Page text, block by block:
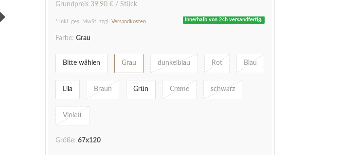
Grundpreis 39,90 € / Stück
* inkl. ges. MwSt. zzgl. Versandkosten Innerhalb von 24h versandfertig.
Farbe: Grau
Bitte wählen Grau dunkelblau Rot Blau
Lila Braun Grün Creme schwarz
Violett
Größe: 67x120